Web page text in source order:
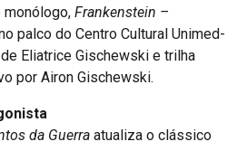
Frankenstein –
palco do Centro Cultural Unimed-
Eliatrice Gischewski e trilha
por Airon Gischewski.
da Guerra atualiza o clássico